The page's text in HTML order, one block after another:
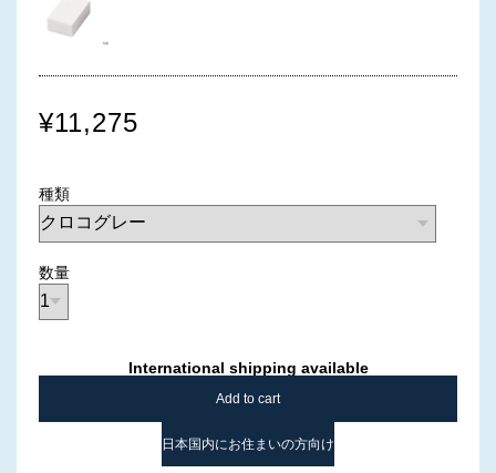
¥11,275
種類
数量
International shipping available
Add to cart
日本国内にお住まいの方向け